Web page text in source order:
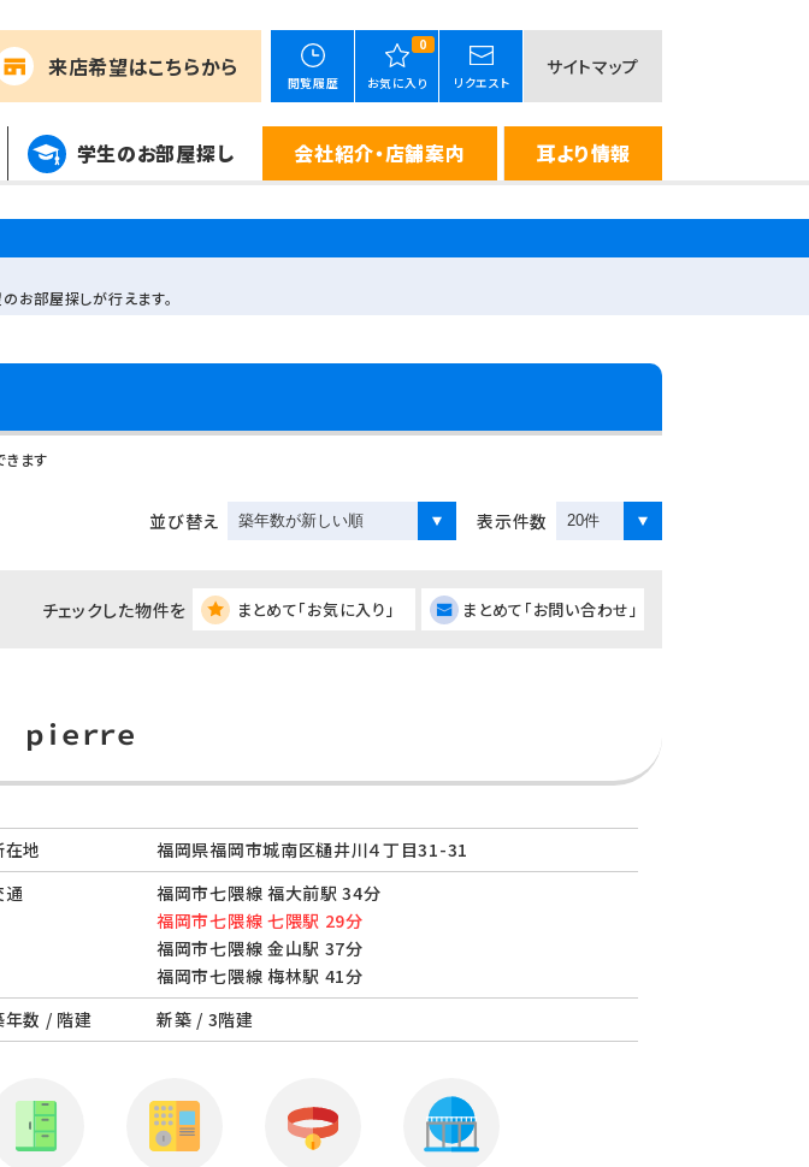
来店希望はこちらから
閲覧履歴
0
お気に入り リクエスト
サイトマップ
学生のお部屋探し 会社紹介・店舗案内 耳より情報
お部屋探しが行えます。
ます
並び替え 表示件数
チェックした物件を まとめて「お気に入り」 まとめて「お問い合わせ」
ｉｅｒｒｅ
在地
福岡県福岡市城南区樋井川４丁目31-31
通
福岡市七隈線 福大前駅 34分
福岡市七隈線 七隈駅 29分
福岡市七隈線 金山駅 37分
福岡市七隈線 梅林駅 41分
年数 / 階建
新築 / 3階建